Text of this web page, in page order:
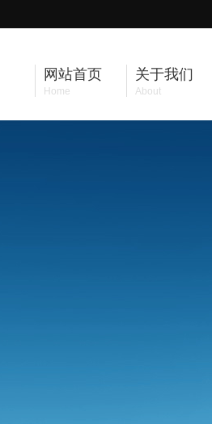
网站首页
Home
关于我们
About